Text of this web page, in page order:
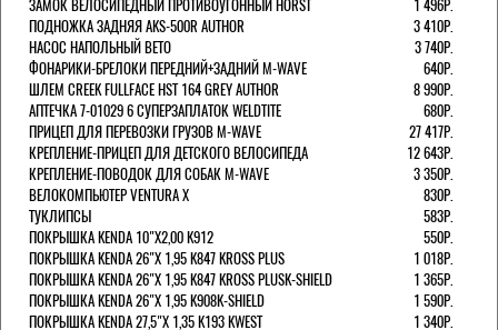
ЗАМОК ВЕЛОСИПЕДНЫЙ ПРОТИВОУГОННЫЙ HORST
1 496Р.
ПОДНОЖКА ЗАДНЯЯ AKS-500R AUTHOR
3 410Р.
НАСОС НАПОЛЬНЫЙ BETO
3 740Р.
ФОНАРИКИ-БРЕЛОКИ ПЕРЕДНИЙ+ЗАДНИЙ M-WAVE
640Р.
ШЛЕМ CREEK FULLFACE HST 164 GREY AUTHOR
8 990Р.
АПТЕЧКА 7-01029 6 СУПЕРЗАПЛАТОК WELDTITE
680Р.
ПРИЦЕП ДЛЯ ПЕРЕВОЗКИ ГРУЗОВ M-WAVE
27 417Р.
КРЕПЛЕНИЕ-ПРИЦЕП ДЛЯ ДЕТСКОГО ВЕЛОСИПЕДА
12 643Р.
КРЕПЛЕНИЕ-ПОВОДОК ДЛЯ СОБАК M-WAVE
3 350Р.
ВЕЛОКОМПЬЮТЕР VENTURA Х
830Р.
ТУКЛИПСЫ
583Р.
ПОКРЫШКА KENDA 10"Х2,00 K912
550Р.
ПОКРЫШКА KENDA 26"Х 1,95 K847 KROSS PLUS
1 018Р.
ПОКРЫШКА KENDA 26"Х 1,95 K847 KROSS PLUSK-SHIELD
1 365Р.
ПОКРЫШКА KENDA 26"Х 1,95 K908K-SHIELD
1 590Р.
ПОКРЫШКА KENDA 27,5"Х 1,35 K193 KWEST
1 340Р.